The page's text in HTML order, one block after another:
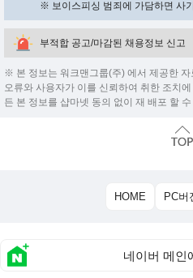
※ 보이스피싱 범죄에 가담하면 사
부적합 공고/마감된 채용정보 신고
※ 본 정보는 워크맨그룹(주) 에서 제공한
오류와 사용자가 이를 신뢰하여 취한 조치
든 본 정보를 샵마넷 동의 없이 재 배포 할
HOME PC버
네이버 메인